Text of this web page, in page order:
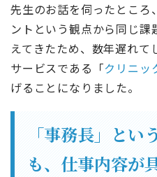
先生のお話を伺ったところ
ントという観点から同じ課
えてきたため、数年遅れて
サービスである「クリニッ
げることになりました。
「事務長」とい
も、仕事内容が